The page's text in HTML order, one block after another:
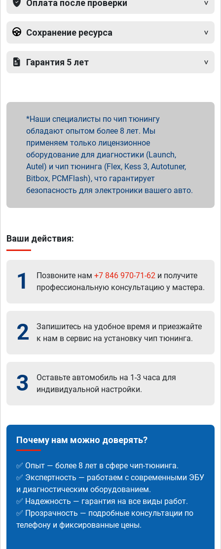
Оплата после проверки
Сохранение ресурса
Гарантия 5 лет
Наши специалисты по чип тюнингу
обладают опытом более 8 лет. Мы
применяем только лицензионное
оборудование для диагностики (Launch,
Autel) и чип тюнинга (Flex, Kess 3, Autotuner,
Bitbox, PCMFlash), что гарантирует
безопасность для электроники вашего авто.
Ваши действия:
1 Позвоните нам +7 846 970-71-62 и получите
профессиональную консультацию у мастера.
2
Запишитесь на удобное время и приезжайте
к нам в сервис на установку чип тюнинга.
3
Оставьте автомобиль на 1-3 часа для
индивидуальной настройки.
Почему нам можно доверять?
✅ Опыт — более 8 лет в сфере чип-тюнинга.
✅ Экспертность — работаем с современными ЭБУ
и диагностическим оборудованием.
✅ Надежность — гарантия на все виды работ.
✅ Прозрачность — подробные консультации по
телефону и фиксированные цены.